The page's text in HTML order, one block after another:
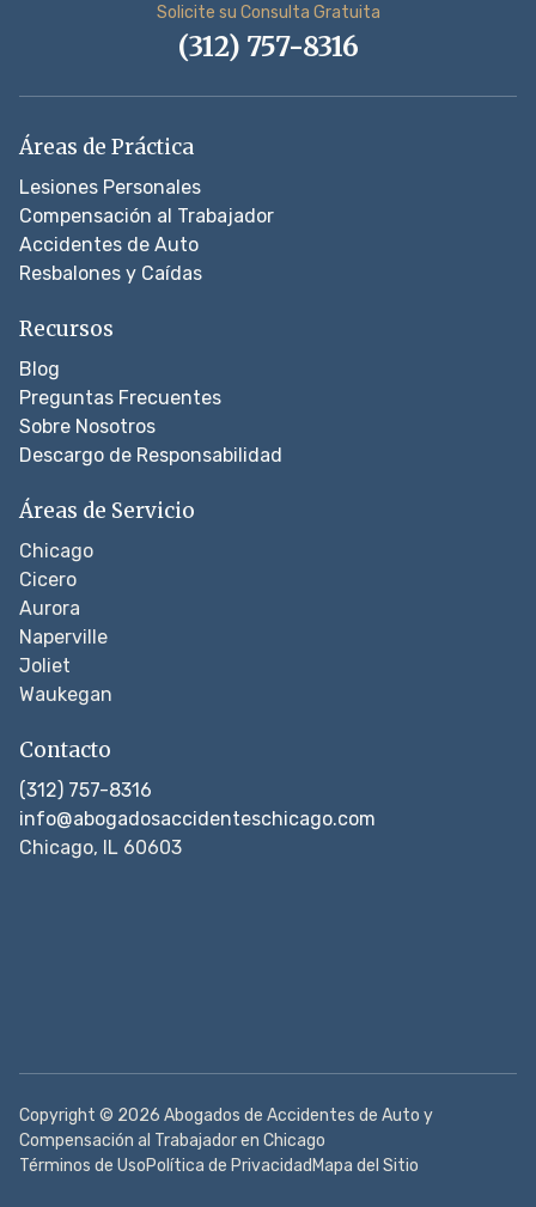
Solicite su Consulta Gratuita
(312) 757-8316
Áreas de Práctica
Lesiones Personales
Compensación al Trabajador
Accidentes de Auto
Resbalones y Caídas
Recursos
Blog
Preguntas Frecuentes
Sobre Nosotros
Descargo de Responsabilidad
Áreas de Servicio
Chicago
Cicero
Aurora
Naperville
Joliet
Waukegan
Contacto
(312) 757-8316
info@abogadosaccidenteschicago.com
Chicago, IL 60603
Copyright © 2026 Abogados de Accidentes de Auto y
Compensación al Trabajador en Chicago
Términos de UsoPolítica de Privacidad Mapa del Sitio